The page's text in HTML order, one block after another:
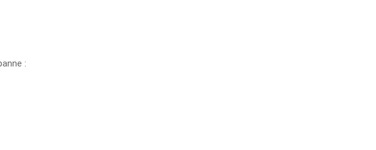
: